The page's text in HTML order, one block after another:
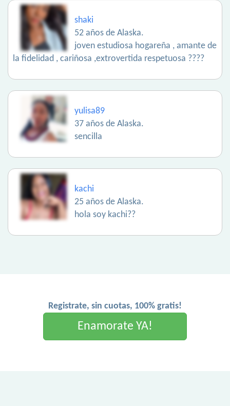
shaki
52 años de Alaska.
joven estudiosa hogareña , amante de
la fidelidad , cariñosa ,extrovertida respetuosa ????
yulisa89
37 años de Alaska.
sencilla
kachi
25 años de Alaska.
hola soy kachi??
Registrate, sin cuotas, 100% gratis!
Enamorate YA!